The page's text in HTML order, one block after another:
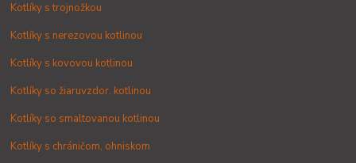
Kotlíky s trojnožkou
Kotlíky s nerezovou kotlinou
Kotlíky s kovovou kotlinou
Kotlíky so žiaruvzdor. kotlinou
Kotlíky so smaltovanou kotlinou
Kotlíky s chráničom, ohniskom